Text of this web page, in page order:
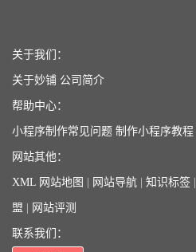
关于我们：
关于妙铺 公司简介
帮助中心：
小程序制作常见问题 制作小程序教程
网站其他：
XML 网站地图 | 网站导航 | 知识标签 |
盟 | 网站评测
联系我们：